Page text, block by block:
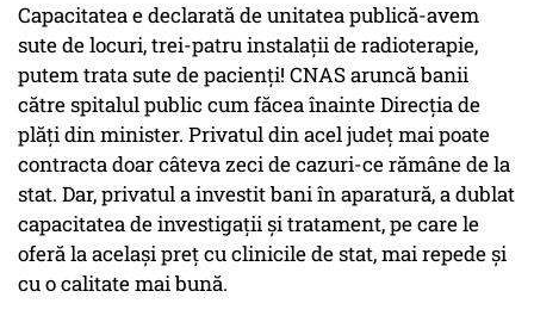
Capacitatea e declarată de unitatea publică-avem
sute de locuri, trei-patru instalații de radioterapie,
putem trata sute de pacienți! CNAS aruncă banii
către spitalul public cum făcea înainte Direcția de
plăți din minister. Privatul din acel județ mai poate
contracta doar câteva zeci de cazuri-ce rămâne de la
stat. Dar, privatul a investit bani în aparatură, a dublat
capacitatea de investigații și tratament, pe care le
oferă la același preț cu clinicile de stat, mai repede și
cu o calitate mai bună.